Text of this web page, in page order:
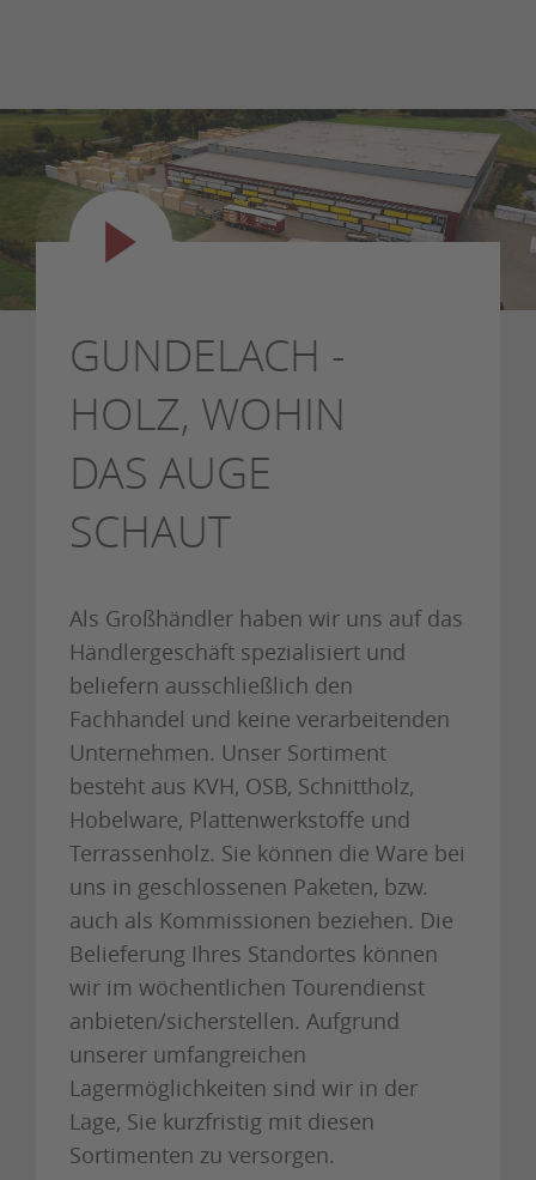
GUNDELACH -
HOLZ, WOHIN
DAS AUGE
SCHAUT
Als Großhändler haben wir uns auf das
Händlergeschäft spezialisiert und
beliefern ausschließlich den
Fachhandel und keine verarbeitenden
Unternehmen. Unser Sortiment
besteht aus KVH, OSB, Schnittholz,
Hobelware, Plattenwerkstoffe und
Terrassenholz. Sie können die Ware bei
uns in geschlossenen Paketen, bzw.
auch als Kommissionen beziehen. Die
Belieferung Ihres Standortes können
wir im wöchentlichen Tourendienst
anbieten/sicherstellen. Aufgrund
unserer umfangreichen
Lagermöglichkeiten sind wir in der
Lage, Sie kurzfristig mit diesen
Sortimenten zu versorgen.